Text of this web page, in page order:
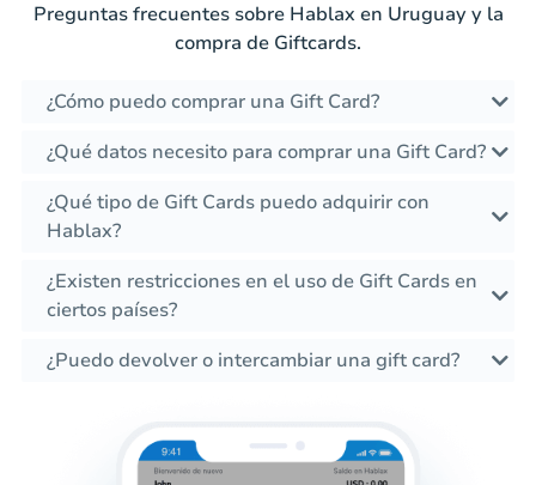
Preguntas frecuentes sobre Hablax en Uruguay y la
compra de Giftcards.
¿Cómo puedo comprar una Gift Card?
¿Qué datos necesito para comprar una Gift Card?
¿Qué tipo de Gift Cards puedo adquirir con
Hablax?
¿Existen restricciones en el uso de Gift Cards en
ciertos países?
¿Puedo devolver o intercambiar una gift card?